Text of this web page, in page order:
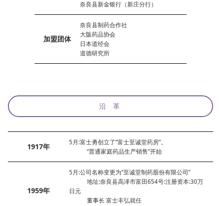
奈良县新金银行（新庄分行）
加盟团体
奈良县制药合作社
大阪药品协会
日本道经会
道德研究所
沿 革
1917年
5月:富士勇创立了“富士至诚堂药房”。
“普通家庭药品生产销售”开始
1959年
5月:公司名称变更为“至诚堂制药股份有限公司”
地址:奈良县高泽市富田654号:注册资本:30万
日元
董事长 富士丰弘就任